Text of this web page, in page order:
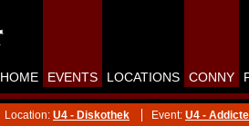
HOME EVENTS LOCATIONS CONNY
Location: U4 - Diskothek Event: U4 -